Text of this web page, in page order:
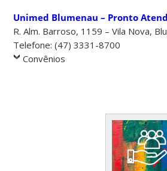
Unimed Blumenau – Pronto
R. Alm. Barroso, 1159 – Vila Nova,
Telefone: (47) 3331-8700
Convênios